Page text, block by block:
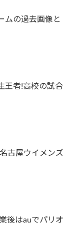
ムの過去画像と
王者!高校の試合
古屋ウイメンズ
後はauでパリオ